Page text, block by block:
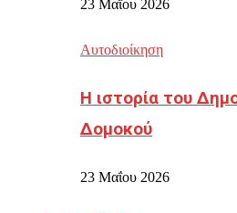
23 Μαΐου 2026
Αυτοδιοίκηση
Η ιστορία του
Δομοκού
23 Μαΐου 2026